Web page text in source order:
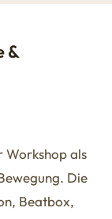
&
Workshop als
Die
Beatbox,